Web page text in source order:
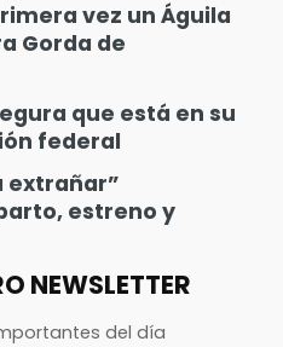
vez un Águila
Gorda de
que está en su
federal
extrañar”
estreno y
NEWSLETTER
del día